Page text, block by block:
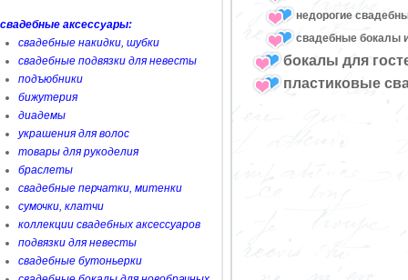
свадебные аксессуары:
свадебные накидки, шубки
свадебные подвязки для невесты
подъюбники
бижутерия
диадемы
украшения для волос
товары для рукоделия
браслеты
свадебные перчатки, митенки
сумочки, клатчи
коллекции свадебных аксессуаров
подвязки для невесты
свадебные бутоньерки
недорогие
свадебные бокалы
бокалы для
пластиковые